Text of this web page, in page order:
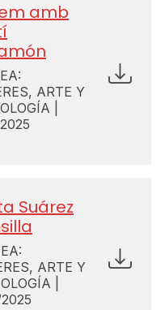
amb
ARTE Y
|
Suárez
ARTE Y
|